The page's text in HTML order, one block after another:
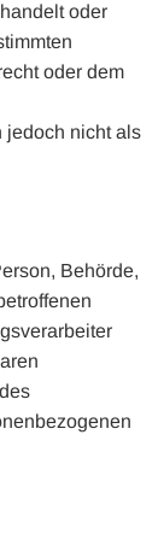
oder
oder dem
jedoch nicht als
Behörde,